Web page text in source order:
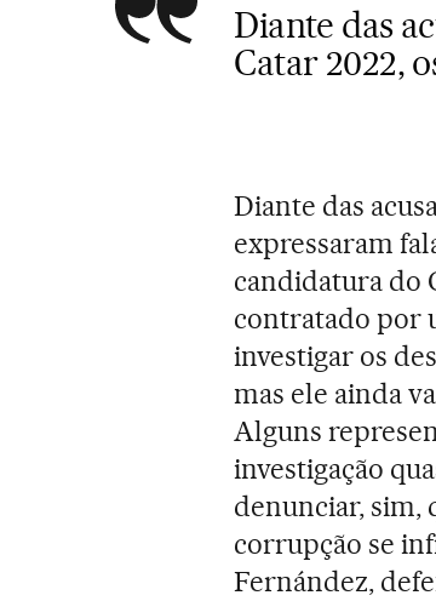
Diante das
Catar 2022,
Diante das
expressaram
candidatura do
contratado por
investigar os
mas ele ainda
Alguns
investigação
denunciar, sim,
corrupção se
Fernández,